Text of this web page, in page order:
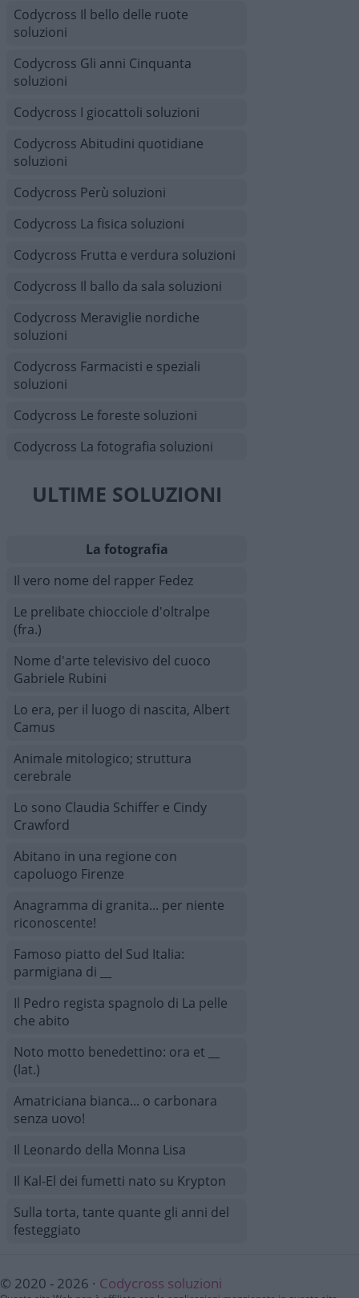
Codycross Il bello delle ruote
soluzioni
Codycross Gli anni Cinquanta
soluzioni
Codycross I giocattoli soluzioni
Codycross Abitudini quotidiane
soluzioni
Codycross Perù soluzioni
Codycross La fisica soluzioni
Codycross Frutta e verdura soluzioni
Codycross Il ballo da sala soluzioni
Codycross Meraviglie nordiche
soluzioni
Codycross Farmacisti e speziali
soluzioni
Codycross Le foreste soluzioni
Codycross La fotografia soluzioni
ULTIME SOLUZIONI
La fotografia
Il vero nome del rapper Fedez
Le prelibate chiocciole d'oltralpe
(fra.)
Nome d'arte televisivo del cuoco
Gabriele Rubini
Lo era, per il luogo di nascita, Albert
Camus
Animale mitologico; struttura
cerebrale
Lo sono Claudia Schiffer e Cindy
Crawford
Abitano in una regione con
capoluogo Firenze
Anagramma di granita... per niente
riconoscente!
Famoso piatto del Sud Italia:
parmigiana di __
Il Pedro regista spagnolo di La pelle
che abito
Noto motto benedettino: ora et __
(lat.)
Amatriciana bianca... o carbonara
senza uovo!
Il Leonardo della Monna Lisa
Il Kal-El dei fumetti nato su Krypton
Sulla torta, tante quante gli anni del
festeggiato
© 2020 - 2026 · Codycross soluzioni